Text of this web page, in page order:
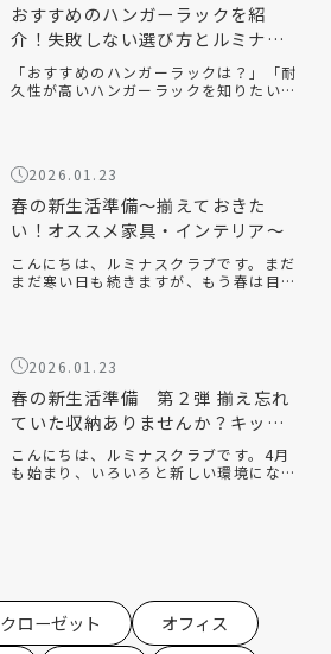
おすすめのハンガーラックを紹
介！失敗しない選び方とルミナス
クラブ人気モデルを解説
「おすすめのハンガーラックは？」「耐
久性が高いハンガーラックを知りたい」
ーゼッ […]
2026.01.23
春の新生活準備～揃えておきた
い！オススメ家具・インテリア～
こんにちは、ルミナスクラブです。まだ
まだ寒い日も続きますが、もう春は目の
の家 […]
2026.01.23
春の新生活準備 第２弾 揃え忘れ
ていた収納ありませんか？キッチ
ン収納編
こんにちは、ルミナスクラブです。4月
も始まり、いろいろと新しい環境にな
クローゼット
オフィス